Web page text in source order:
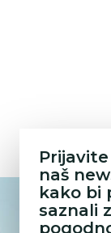
naš
kako bi
saznali